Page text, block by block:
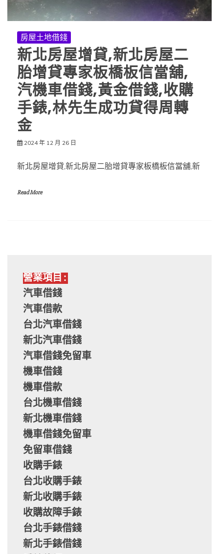
房屋土地借錢
新北房屋增貸,新北房屋二
胎增貸專家板橋板信當舖,
汽機車借錢,黃金借錢,收購
手錶,林先生成功貸得周轉
金
2024 年 12 月 26 日
新北房屋增貸,新北房屋二胎增貸專家板橋板信當舖,新
Read More
營業項目:
汽車借錢
汽車借款
台北汽車借錢
新北汽車借錢
汽車借錢免留車
機車借錢
機車借款
台北機車借錢
新北機車借錢
機車借錢免留車
免留車借錢
收購手錶
台北收購手錶
新北收購手錶
收購故障手錶
台北手錶借錢
新北手錶借錢